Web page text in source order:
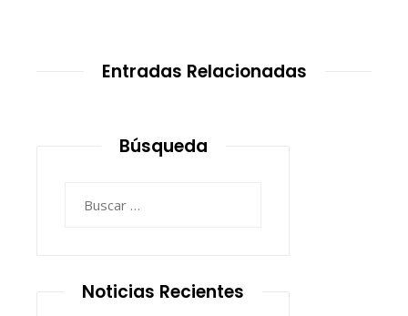
Entradas Relacionadas
Búsqueda
Noticias Recientes